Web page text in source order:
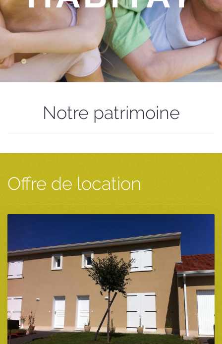
Notre patrimoine
Offre de location